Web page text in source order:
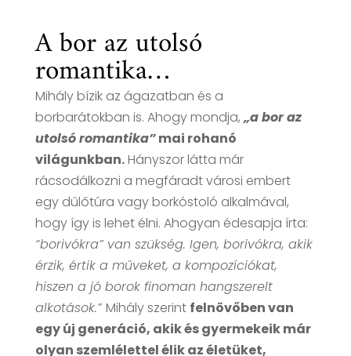
A bor az utolsó
romantika…
Mihály bízik az ágazatban és a
borbarátokban is. Ahogy mondja, „a bor az
utolsó romantika”mai rohanó
világunkban.Hányszor látta már
rácsodálkozni a megfáradt városi embert
egy dűlőtúra vagy borkóstoló alkalmával,
hogy így is lehet élni. Ahogyan édesapja írta:
“borivókra” van szükség. Igen, borivókra, akik
érzik, értik a műveket, a kompozíciókat,
hiszen a jó borok finoman hangszerelt
alkotások.” Mihály szerint felnövőben van
egy új generáció, akik és gyermekeik már
olyan szemlélettel élik az életüket,